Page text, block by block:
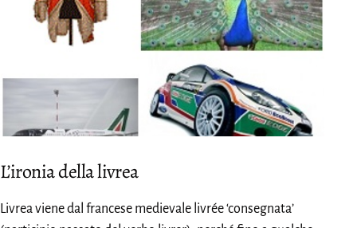
L’ironia della livrea
Livrea viene dal francese medievale livrée ‘consegnata’